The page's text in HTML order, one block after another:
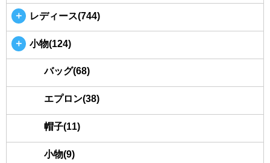
＋ レディース(744)
＋ 小物(124)
バッグ(68)
エプロン(38)
帽子(11)
小物(9)